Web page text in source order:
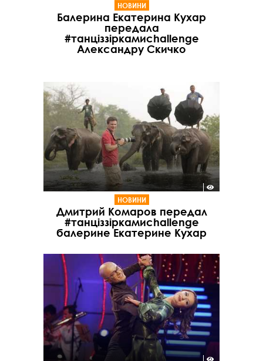
НОВИНИ
Балерина Екатерина Кухар
передала
#танціззіркамиchallenge
Александру Скичко
НОВИНИ
Дмитрий Комаров передал
#танціззіркамиchallenge
балерине Екатерине Кухар